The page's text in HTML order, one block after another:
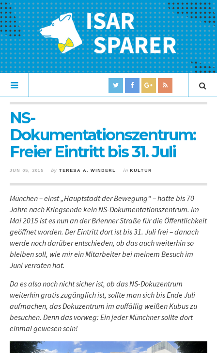
NS-
Dokumentationszentrum:
Freier Eintritt bis 31. Juli
JUN 05, 2015 by TERESA A. WINDERL in KULTUR
München – einst „Hauptstadt der Bewegung“ – hatte bis 70
Jahre nach Kriegsende kein NS-Dokumentationszentrum. Im
Mai 2015 ist es nun an der Brienner Straße für die Öffentlichkeit
geöffnet worden. Der Eintritt dort ist bis 31. Juli frei – danach
werde noch darüber entschieden, ob das auch weiterhin so
bleiben soll, wie mir ein Mitarbeiter bei meinem Besuch im
Juni verraten hat.
Da es also noch nicht sicher ist, ob das NS-Dokuzentrum
weiterhin gratis zugänglich ist, sollte man sich bis Ende Juli
aufmachen, das Dokuzentrum im auffällig weißen Kubus zu
besuchen. Denn das vorweg: Ein jeder Münchner sollte dort
einmal gewesen sein!